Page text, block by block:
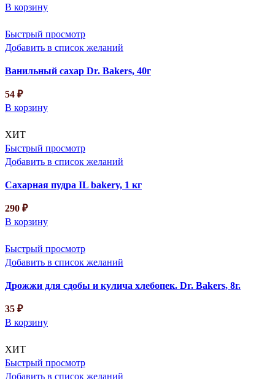
В корзину
Быстрый просмотр
Добавить в список желаний
Ванильный сахар Dr. Bakers, 40г
54 ₽
В корзину
ХИТ
Быстрый просмотр
Добавить в список желаний
Сахарная пудра IL bakery, 1 кг
290 ₽
В корзину
Быстрый просмотр
Добавить в список желаний
Дрожжи для сдобы и кулича хлебопек. Dr. Bakers, 8г.
35 ₽
В корзину
ХИТ
Быстрый просмотр
Добавить в список желаний